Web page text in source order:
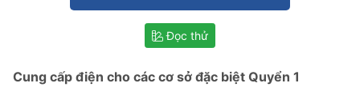
Đọc thử
Cung cấp điện cho các cơ sở đặc biệt Quyển 1